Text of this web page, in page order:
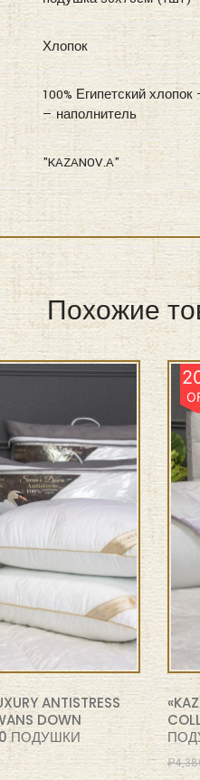
Хлопок
100% Египетский
— наполнитель
"KAZANOV.A"
Похожие
ANTISTRESS
DOWN
ПОДУШКИ
₽